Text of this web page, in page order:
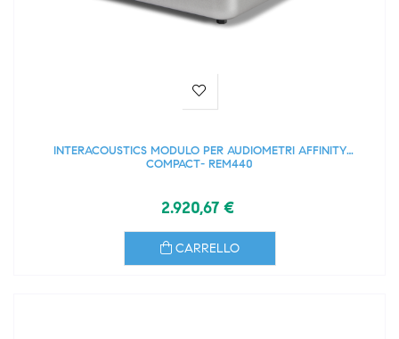
INTERACOUSTICS MODULO PER AUDIOMETRI AFFINITY
COMPACT- REM440
2.920,67 €
CARRELLO